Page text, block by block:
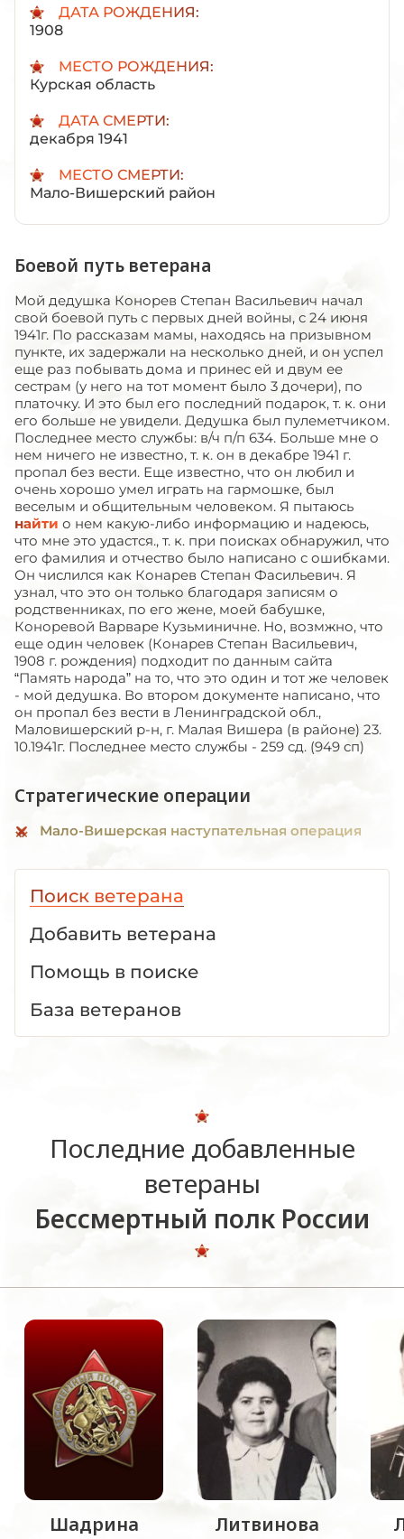
ДАТА РОЖДЕНИЯ:
1908
МЕСТО РОЖДЕНИЯ:
Курская область
ДАТА СМЕРТИ:
декабря 1941
МЕСТО СМЕРТИ:
Мало-Вишерский район
Боевой путь ветерана
Мой дедушка Конорев Степан Васильевич начал
свой боевой путь с первых дней войны, с 24 июня
1941г. По рассказам мамы, находясь на призывном
пункте, их задержали на несколько дней, и он успел
еще раз побывать дома и принес ей и двум ее
сестрам (у него на тот момент было 3 дочери), по
платочку. И это был его последний подарок, т. к. они
его больше не увидели. Дедушка был пулеметчиком.
Последнее место службы: в/ч п/п 634. Больше мне о
нем ничего не известно, т. к. он в декабре 1941 г.
пропал без вести. Еще известно, что он любил и
очень хорошо умел играть на гармошке, был
веселым и общительным человеком. Я пытаюсь
найти о нем какую-либо информацию и надеюсь,
что мне это удастся., т. к. при поисках обнаружил, что
его фамилия и отчество было написано с ошибками.
Он числился как Конарев Степан Фасильевич. Я
узнал, что это он только благодаря записям о
родственниках, по его жене, моей бабушке,
Коноревой Варваре Кузьминичне. Но, возмжно, что
еще один человек (Конарев Степан Васильевич,
1908 г. рождения) подходит по данным сайта
“Память народа” на то, что это один и тот же человек
- мой дедушка. Во втором документе написано, что
он пропал без вести в Ленинградской обл.,
Маловишерский р-н, г. Малая Вишера (в районе) 23.
10.1941г. Последнее место службы - 259 сд. (949 сп)
Стратегические операции
Мало-Вишерская наступательная операция
Поиск ветерана
Добавить ветерана
Помощь в поиске
База ветеранов
Последние добавленные
ветераны
Бессмертный полк России
Шадрина Литвинова